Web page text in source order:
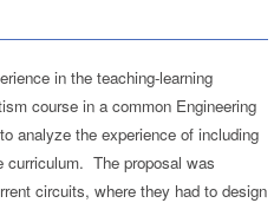
in the teaching-learning
course in a common Engineering
analyze the experience of including
curriculum. The proposal was
circuits, where they had to design